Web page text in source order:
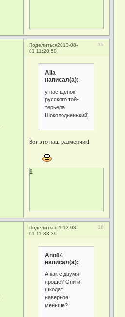
Поделиться 15
2013-08-
01 11:20:50
Alla
написал(а):
у нас щенок
русского той-
терьера.
Шоколодненький))))
Вот это наш размерчик!
0
Поделиться 16
2013-08-
01 11:33:39
Ann84
написал(а):
А как с двумя
проще? Они и
шкодят,
наверное,
меньше?